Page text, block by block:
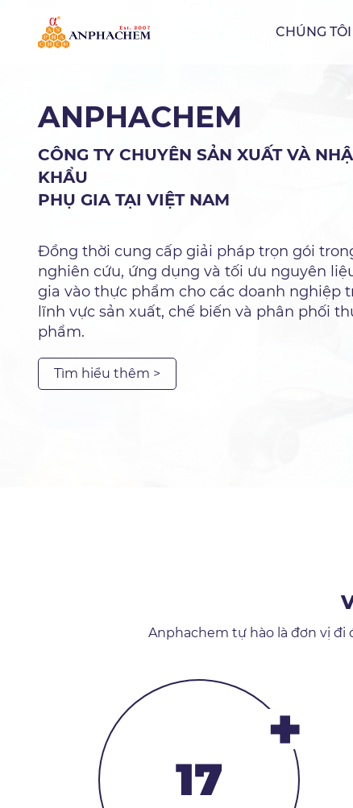
CHÚNG TÔI
ANPHACHEM
CÔNG TY CHUYÊN SẢN XUẤT VÀ
KHẨU
PHỤ GIA TẠI VIỆT NAM
Đồng thời cung cấp giải pháp trọn gói
nghiên cứu, ứng dụng và tối ưu nguyên
gia vào thực phẩm cho các doanh nghiệp
lĩnh vực sản xuất, chế biến và phân phối
phẩm.
Tìm hiểu thêm >
Anphachem tự hào là đơn vị
17
+